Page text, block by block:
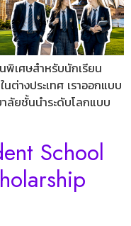
พิเศษสำหรับนักเรียน
ต่างประเทศ เราออกแบบ
ลัยชั้นนำระดับโลกแบบ
School